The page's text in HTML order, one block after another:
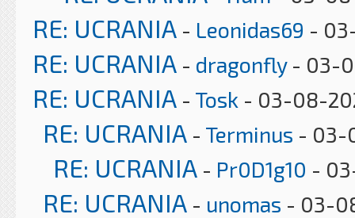
RE: UCRANIA - Leonidas69 -
RE: UCRANIA - dragonfly- 03-
RE: UCRANIA - Tosk - 03-08-
RE: UCRANIA - Terminus - 03-
RE: UCRANIA - Pr0D1g10 -
RE: UCRANIA - unomas - 03-